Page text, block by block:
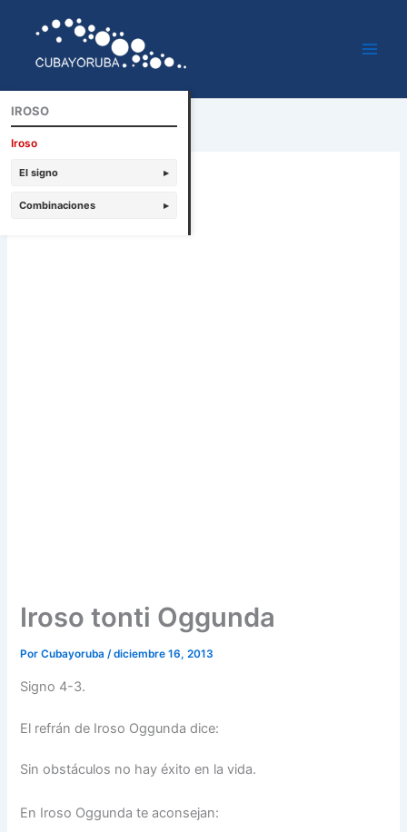
contenido
Iroso tonti Oggunda
PorCubayoruba/diciembre 16, 2013
Signo 4-3.
El refrán de Iroso Oggunda dice:
Sin obstáculos no hay éxito en la vida.
En Iroso Oggunda te aconsejan:
IROSO
Iroso
El signo ▸
Combinaciones ▸